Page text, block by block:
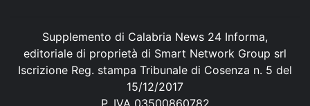
Supplemento di Calabria News 24 Informa,
editoriale di proprietà di Smart Network Group srl
Iscrizione Reg. stampa Tribunale di Cosenza n. 5 del
15/12/2017
P. IVA 03500860782